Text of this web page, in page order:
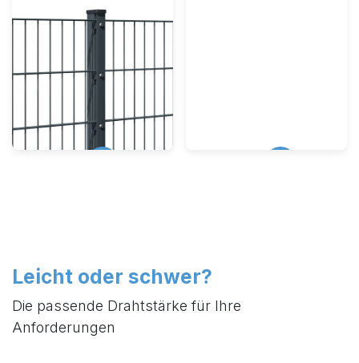
Leicht oder schwer?
Die passende Drahtstärke für Ihre
Anforderungen